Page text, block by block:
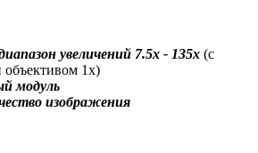
увеличений 7.5x - 135x (с
объективом 1х)
модуль
изображения